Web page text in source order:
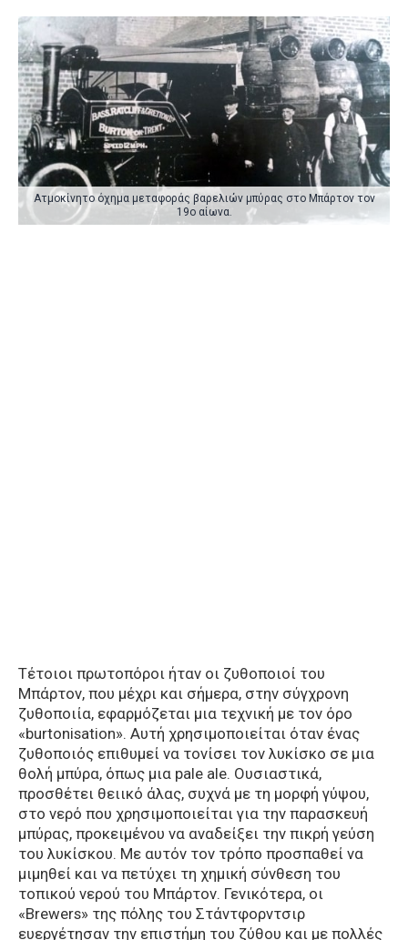
Ατμοκίνητο όχημα μεταφοράς βαρελιών μπύρας στο Μπάρτον τον
19ο αίωνα.
Τέτοιοι πρωτοπόροι ήταν οι ζυθοποιοί του
Μπάρτον, που μέχρι και σήμερα, στην σύγχρονη
ζυθοποιία, εφαρμόζεται μια τεχνική με τον όρο
«burtonisation». Αυτή χρησιμοποιείται όταν ένας
ζυθοποιός επιθυμεί να τονίσει τον λυκίσκο σε μια
θολή μπύρα, όπως μια pale ale. Ουσιαστικά,
προσθέτει θειικό άλας, συχνά με τη μορφή γύψου,
στο νερό που χρησιμοποιείται για την παρασκευή
μπύρας, προκειμένου να αναδείξει την πικρή γεύση
του λυκίσκου. Με αυτόν τον τρόπο προσπαθεί να
μιμηθεί και να πετύχει τη χημική σύνθεση του
τοπικού νερού του Μπάρτον. Γενικότερα, οι
«Brewers» της πόλης του Στάντφορντσιρ
ευεργέτησαν την επιστήμη του ζύθου και με πολλές